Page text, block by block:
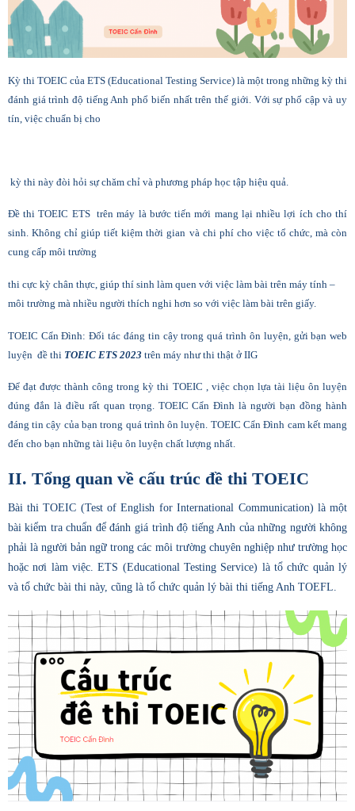
Kỳ thi TOEIC của ETS (Educational Testing Service) là một trong những kỳ thi
đánh giá trình độ tiếng Anh phổ biến nhất trên thế giới. Với sự phổ cập và uy
tín, việc chuẩn bị cho
kỳ thi này đòi hỏi sự chăm chỉ và phương pháp học tập hiệu quả.
Đề thi TOEIC ETS trên máy là bước tiến mới mang lại nhiều lợi ích cho thí
sinh. Không chỉ giúp tiết kiệm thời gian và chi phí cho việc tổ chức, mà còn
cung cấp môi trường
thi cực kỳ chân thực, giúp thí sinh làm quen với việc làm bài trên máy tính –
môi trường mà nhiều người thích nghi hơn so với việc làm bài trên giấy.
TOEIC Cẩn Đình: Đối tác đáng tin cậy trong quá trình ôn luyện, gửi bạn web
luyện đề thi TOEIC ETS 2023 trên máy như thi thật ở IIG
Để đạt được thành công trong kỳ thi TOEIC , việc chọn lựa tài liệu ôn luyện
đúng đắn là điều rất quan trọng. TOEIC Cẩn Đình là người bạn đồng hành
đáng tin cậy của bạn trong quá trình ôn luyện. TOEIC Cẩn Đình cam kết mang
đến cho bạn những tài liệu ôn luyện chất lượng nhất.
II. Tổng quan về cấu trúc đề thi TOEIC
Bài thi TOEIC (Test of English for International Communication) là một
bài kiểm tra chuẩn để đánh giá trình độ tiếng Anh của những người không
phải là người bản ngữ trong các môi trường chuyên nghiệp như trường học
hoặc nơi làm việc. ETS (Educational Testing Service) là tổ chức quản lý
và tổ chức bài thi này, cũng là tổ chức quản lý bài thi tiếng Anh TOEFL.